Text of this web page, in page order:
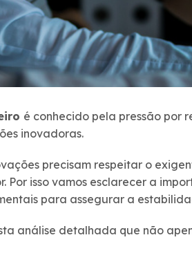
é conhecido pela pressão por
inovadoras.
precisam respeitar o
Por isso vamos esclarecer a
para assegurar a
análise detalhada que não